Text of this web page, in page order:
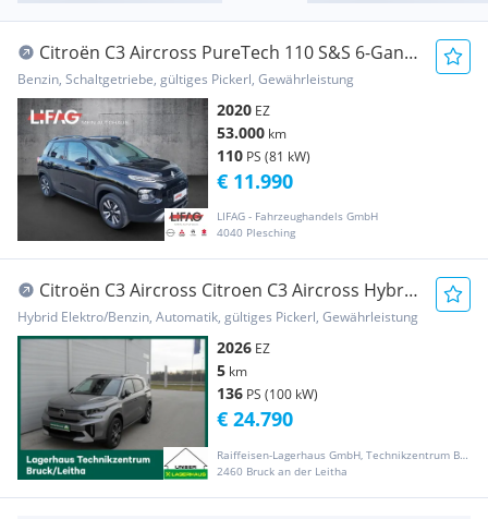
Citroën C3 Aircross PureTech 110 S&S 6-Gang-
Manuell Shine
Benzin, Schaltgetriebe, gültiges Pickerl, Gewährleistung
2020 EZ
53.000 km
110 PS (81 kW)
LIFAG - Fahrzeughandels GmbH
4040 Plesching
€ 11.990
Citroën C3 Aircross Citroen C3 Aircross Hybrid
145 PS Automatik Plus
Hybrid Elektro/Benzin, Automatik, gültiges Pickerl, Gewährleistung
2026 EZ
5 km
136 PS (100 kW)
Raiffeisen-Lagerhaus GmbH, Technikzentrum Bruck/Leitha
2460 Bruck an der Leitha
€ 24.790